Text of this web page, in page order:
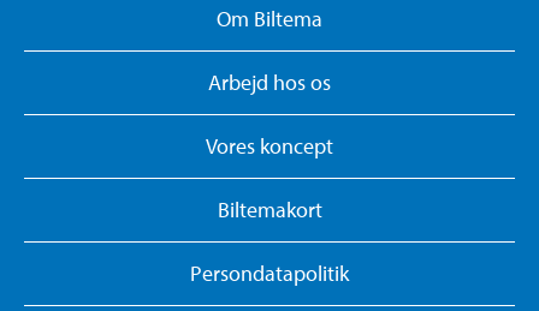
Om Biltema
Arbejd hos os
Vores koncept
Biltemakort
Persondatapolitik